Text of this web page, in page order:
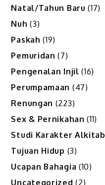
Natal/Tahun Baru (17)
Nuh (3)
Paskah (19)
Pemuridan (7)
Pengenalan Injil (16)
Perumpamaan (47)
Renungan (223)
Sex & Pernikahan (11)
Studi Karakter Alkitab
Tujuan Hidup (3)
Ucapan Bahagia (10)
Uncategorized (2)